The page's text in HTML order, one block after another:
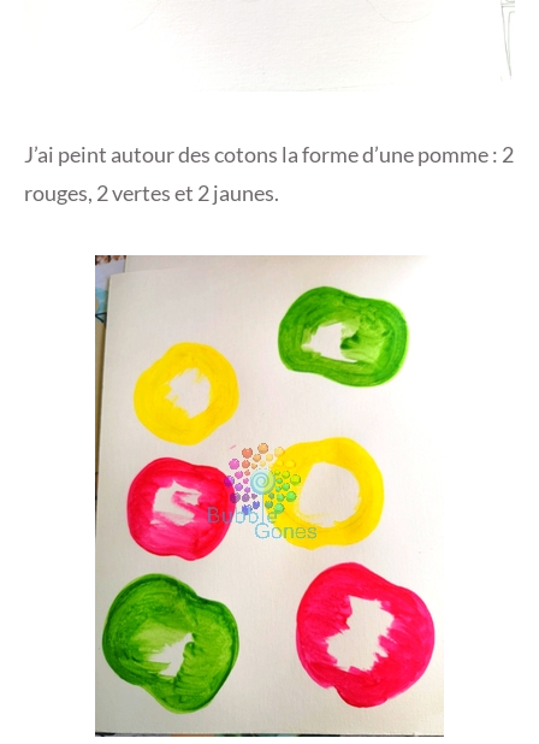
J’ai peint autour des cotons la forme d’une pomme : 2
rouges, 2 vertes et 2 jaunes.